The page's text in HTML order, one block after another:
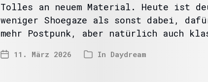
Tolles an neuem Material. Heute ist
weniger Shoegaze als sonst dabei,
mehr Postpunk, aber natürlich auch
11. März 2026 In Daydream